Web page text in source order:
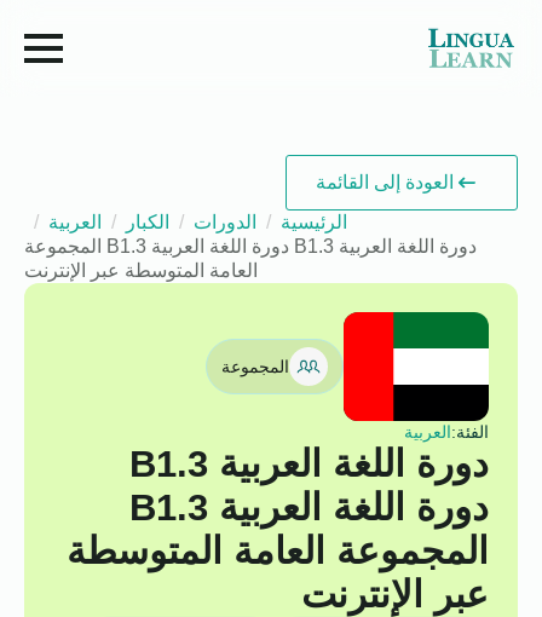
العودة إلى القائمة
الرئيسية
الدورات الكبار
العربية
دورة اللغة العربية B1.3 دورة اللغة العربية B1.3 المجموعة
العامة المتوسطة عبر الإنترنت
المجموعة
الفئة:العربية
دورة اللغة العربية B1.3
دورة اللغة العربية B1.3
المجموعة العامة المتوسطة
عبر الإنترنت